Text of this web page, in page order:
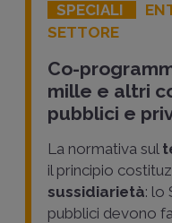
SPECIALI
SETTORE
Co-
mille e altri
pubblici e
La normativa sul
il principio
sussidiarietà: lo
pubblici devono